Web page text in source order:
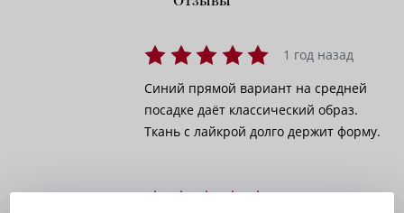
1 год назад
Синий прямой вариант на средней
посадке даёт классический образ.
Ткань с лайкрой долго держит форму.